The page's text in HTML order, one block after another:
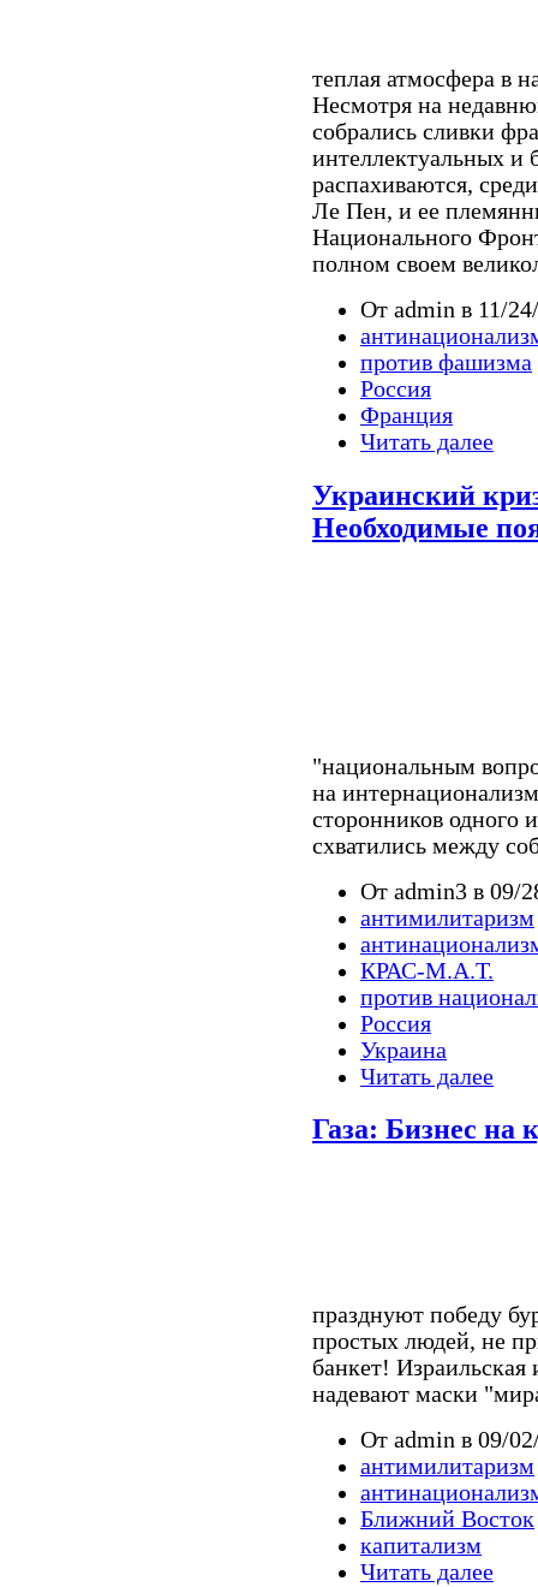
теплая атмосфера в
Несмотря на
собрались сливки
интеллектуальных и
распахиваются,
Ле Пен, и ее
Национального
полном своем
От admin в 11/
против фашизма
Россия
Франция
Читать далее
Украинский
Необходимые
"национальным
на
сторонников одного
схватились между
От admin3 в 09/
антимилитаризм
КРАС-М.А.Т.
против
Россия
Украина
Читать далее
Газа: Бизнес на
празднуют победу
простых людей, не
банкет! Израильская
надевают маски
От admin в 09/
антимилитаризм
Ближний Восток
капитализм
Читать далее